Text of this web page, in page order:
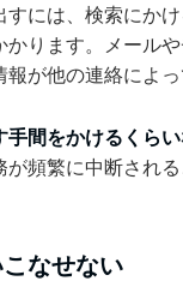
には、検索にか
ります。メール
が他の連絡によっ
手間をかけるくら
頻繁に中断される
なせない